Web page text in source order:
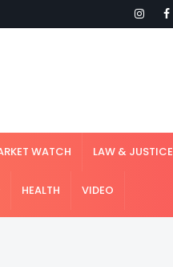
WATCH LAW & JUSTICE
HEALTH VIDEO